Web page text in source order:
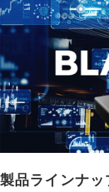
製品ラインナッ